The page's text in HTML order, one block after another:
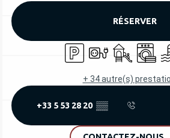
RÉSERVER
ParkingBranchements
Jeux pour
Lave
+ 34 autre(s)
+33 5 53 28 20 ▒▒